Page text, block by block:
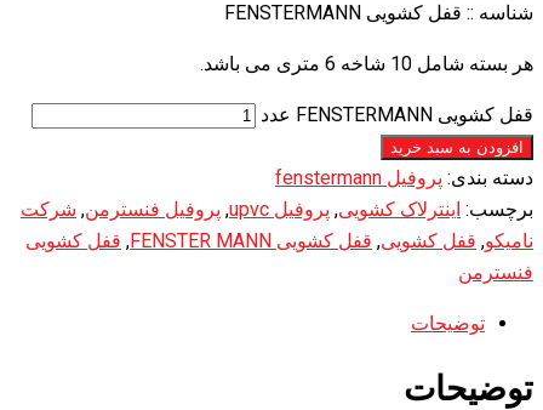
شناسه :: قفل کشویی FENSTERMANN
هر بسته شامل 10 شاخه 6 متری می باشد.
قفل کشویی FENSTERMANN عدد
افزودن به سبد خرید
دسته بندی: پروفیل fenstermann
برچسب: اینترلاک کشویی, پروفیل upvc , پروفیل فنسترمن, شرکت
نامیکو, قفل کشویی, قفل کشویی FENSTER MANN , قفل کشویی
فنسترمن
توضیحات
توضیحات